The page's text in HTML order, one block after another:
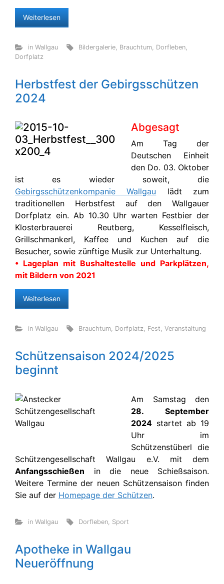
Weiterlesen
in Wallgau Bildergalerie Brauchtum Dorfleben
Dorfplatz
Herbstfest der Gebirgsschützen
2024
Abgesagt
Am Tag der
Deutschen Einheit
den Do. 03. Oktober
ist es wieder soweit, die
Gebirgsschützenkompanie Wallgau lädt zum
traditionellen Herbstfest auf den Wallgauer
Dorfplatz ein. Ab 10.30 Uhr warten Festbier der
Klosterbrauerei Reutberg, Kesselfleisch,
Grillschmankerl, Kaffee und Kuchen auf die
Besucher, sowie zünftige Musik zur Unterhaltung.
• Lageplan mit Bushaltestelle und Parkplätzen,
mit Bildern von 2021
Weiterlesen
in Wallgau Brauchtum Dorfplatz Fest ,Veranstaltung
Schützensaison 2024/2025
beginnt
Am Samstag den
28. September
2024 startet ab 19
Uhr im
Schützenstüberl die
Schützengesellschaft Wallgau e.V. mit dem
Anfangsschießen in die neue Schießsaison.
Weitere Termine der neuen Schützensaison finden
Sie auf der Homepage der Schützen.
in Wallgau Dorfleben Sport
Apotheke in Wallgau
Neueröffnung